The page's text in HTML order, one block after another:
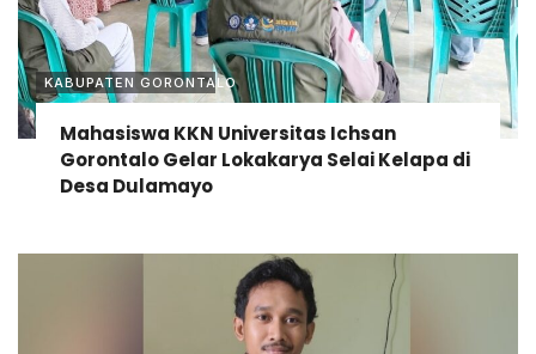
KABUPATEN GORONTALO
Mahasiswa KKN Universitas Ichsan
Gorontalo Gelar Lokakarya Selai Kelapa di
Desa Dulamayo